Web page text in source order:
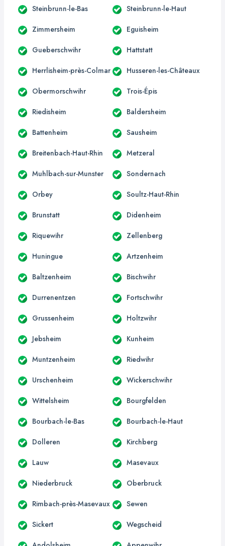
Steinbrunn-le-Bas Steinbrunn-le-Haut
Zimmersheim Eguisheim
Gueberschwihr Hattstatt
Herrlisheim-près-Colmar Husseren-les-Châteaux
Obermorschwihr Trois-Épis
Riedisheim Baldersheim
Battenheim Sausheim
Breitenbach-Haut-Rhin Metzeral
Muhlbach-sur-Munster Sondernach
Orbey Soultz-Haut-Rhin
Brunstatt Didenheim
Riquewihr Zellenberg
Huningue Artzenheim
Baltzenheim Bischwihr
Durrenentzen Fortschwihr
Grussenheim Holtzwihr
Jebsheim Kunheim
Muntzenheim Riedwihr
Urschenheim Wickerschwihr
Wittelsheim Bourgfelden
Bourbach-le-Bas Bourbach-le-Haut
Dolleren Kirchberg
Lauw Masevaux
Niederbruck Oberbruck
Rimbach-près-Masevaux Sewen
Sickert Wegscheid